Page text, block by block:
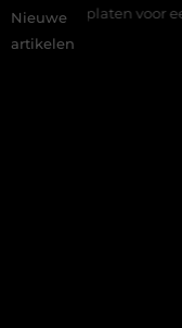
Nieuwe
artikelen
voor een slimme